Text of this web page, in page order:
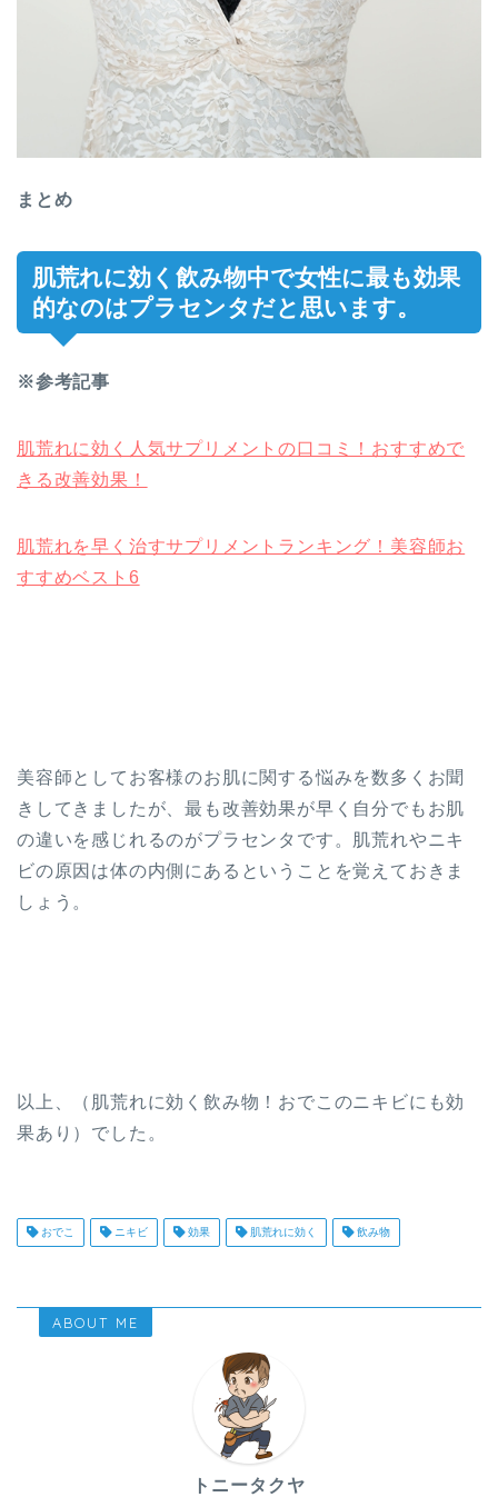
まとめ
肌荒れに効く飲み物中で女性に最も効果
的なのはプラセンタだと思います。
※参考記事
肌荒れに効く人気サプリメントの口コミ！おすすめで
きる改善効果！
肌荒れを早く治すサプリメントランキング！美容師お
すすめベスト6
美容師としてお客様のお肌に関する悩みを数多くお聞
きしてきましたが、最も改善効果が早く自分でもお肌
の違いを感じれるのがプラセンタです。肌荒れやニキ
ビの原因は体の内側にあるということを覚えておきま
しょう。
以上、（肌荒れに効く飲み物！おでこのニキビにも効
果あり）でした。
おでこ ニキビ 効果 肌荒れに効く 飲み物
ABOUT ME
トニータクヤ